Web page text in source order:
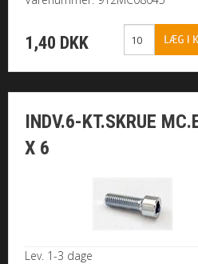
1,40 DKK
INDV.6-KT.SKRUE
X 6
Lev. 1-3 dage